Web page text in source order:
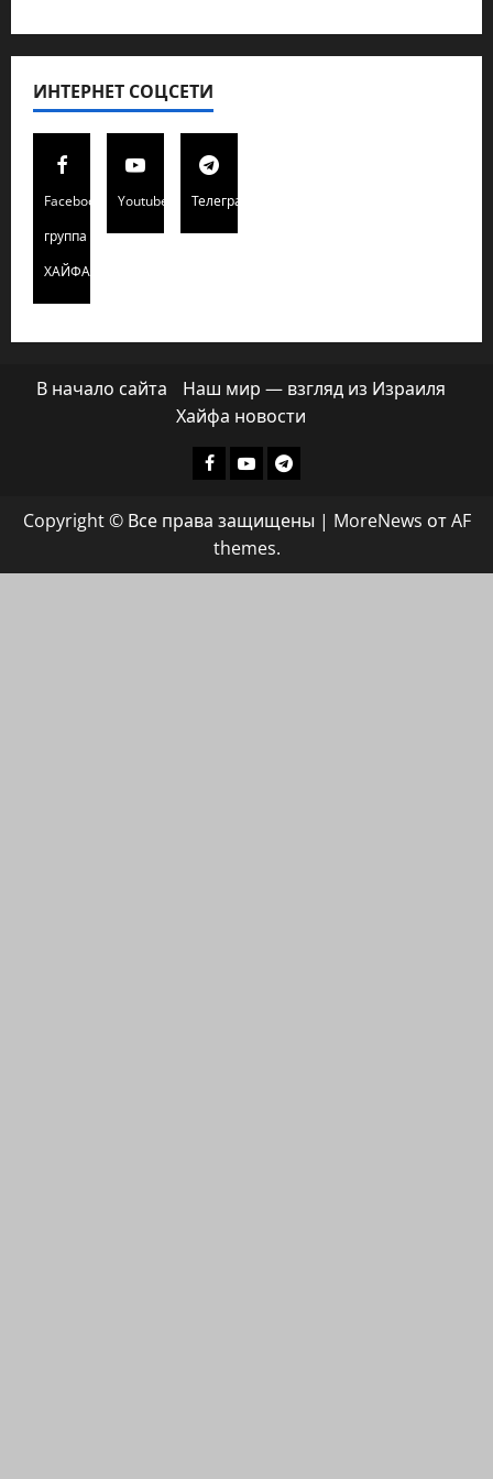
ИНТЕРНЕТ СОЦСЕТИ
Facebook
группа
ХАЙФАИНФО
Youtube Телеграмм
В начало сайта
Наш мир — взгляд из Израиля
Хайфа новости
Facebook
ХАЙФАИНФО
YoutubeТелеграмм
Copyright © Все права защищены | MoreNews от AF
themes.